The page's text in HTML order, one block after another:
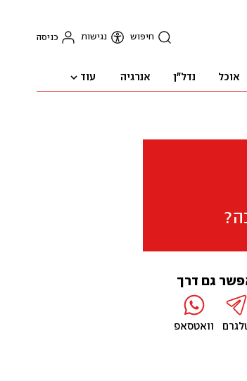
חיפוש נגישות כניסה
אוכל נדל"ן אנרגיה עוד
גם דרך
וואטסאפ